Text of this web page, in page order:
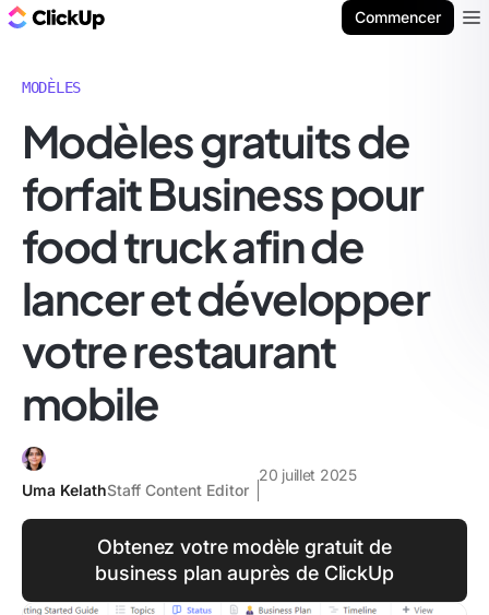
Commencer
MODÈLES
Modèles gratuits de
forfait Business pour
food truck afin de
lancer et développer
votre restaurant
mobile
Uma KelathStaff Content Editor
20 juillet 2025
Obtenez votre modèle gratuit de
business plan auprès de ClickUp